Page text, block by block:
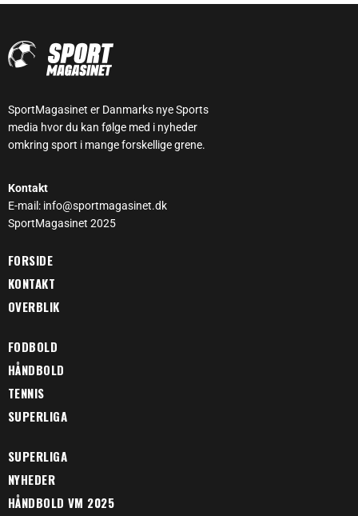
SportMagasinet er Danmarks nye Sports
media hvor du kan følge med i nyheder
omkring sport i mange forskellige grene.
Kontakt
E-mail: info@sportmagasinet.dk
SportMagasinet 2025
FORSIDE
KONTAKT
OVERBLIK
FODBOLD
HÅNDBOLD
TENNIS
SUPERLIGA
SUPERLIGA
NYHEDER
HÅNDBOLD VM 2025